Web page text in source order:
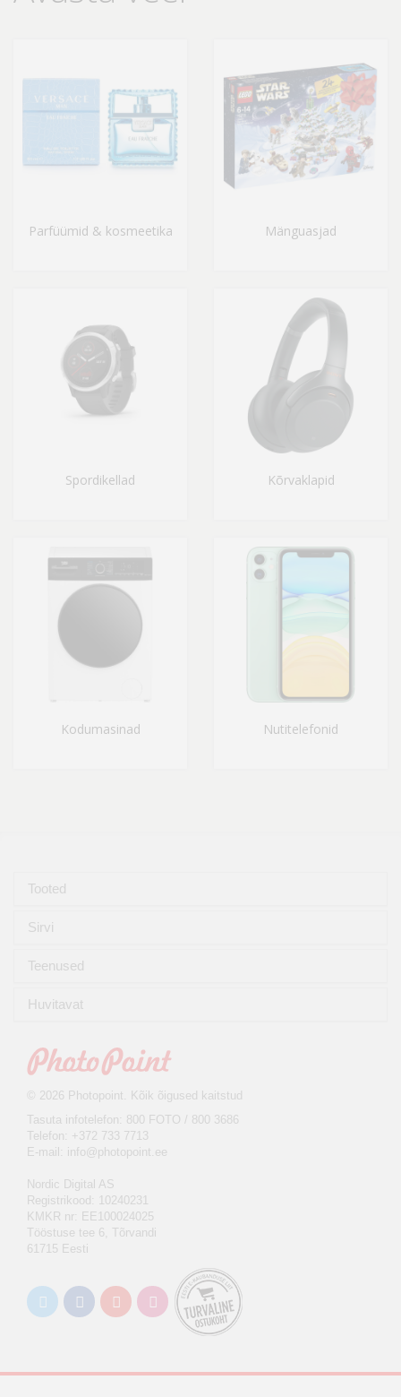
Parfüümid & kosmeetika Mänguasjad
Spordikellad Kõrvaklapid
Kodumasinad Nutitelefonid
Tooted
Sirvi
Teenused
Huvitavat
© 2026 Photopoint. Kõik õigused kaitstud
Tasuta infotelefon: 800 FOTO / 800 3686
Telefon: +372 733 7713
E-mail: info@photopoint.ee
Nordic Digital AS
Registrikood: 10240231
KMKR nr: EE100024025
Tööstuse tee 6, Tõrvandi
61715 Eesti